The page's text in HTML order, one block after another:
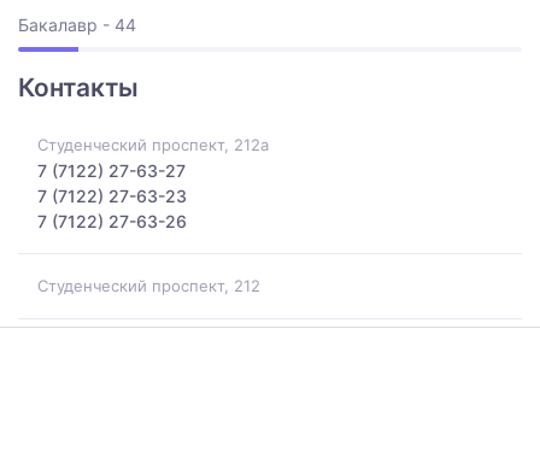
Бакалавр - 44
Контакты
Студенческий проспект, 212а
7 (7122) 27-63-27
7 (7122) 27-63-23
7 (7122) 27-63-26
Студенческий проспект, 212